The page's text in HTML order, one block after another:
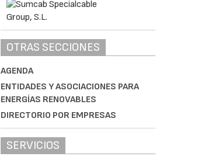
OTRAS SECCIONES
AGENDA
ENTIDADES Y ASOCIACIONES PARA
ENERGÍAS RENOVABLES
DIRECTORIO POR EMPRESAS
SERVICIOS